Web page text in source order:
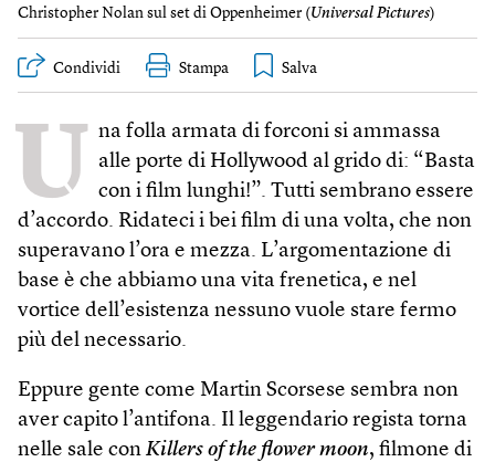
Christopher Nolan sul set di Oppenheimer (Universal Pictures)
Condividi Stampa
U na folla armata di forconi si ammassa
alle porte di Hollywood al grido di: “Basta
con i film lunghi!”. Tutti sembrano essere
d’accordo. Ridateci i bei film di una volta, che non
superavano l’ora e mezza. L’argomentazione di
base è che abbiamo una vita frenetica, e nel
vortice dell’esistenza nessuno vuole stare fermo
più del necessario.
Eppure gente come Martin Scorsese sembra non
aver capito l’antifona. Il leggendario regista torna
nelle sale con Killers of the flower moon, filmone di